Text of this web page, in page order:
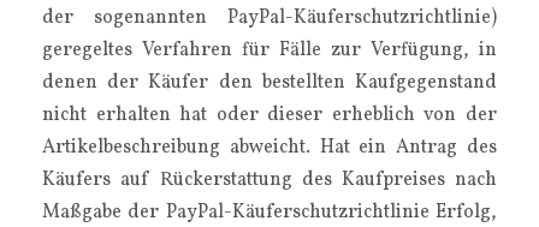
der sogenannten PayPal-Käuferschutzrichtlinie)
geregeltes Verfahren für Fälle zur Verfügung, in
denen der Käufer den bestellten Kaufgegenstand
nicht erhalten hat oder dieser erheblich von der
Artikelbeschreibung abweicht. Hat ein Antrag des
Käufers auf Rückerstattung des Kaufpreises nach
Maßgabe der PayPal-Käuferschutzrichtlinie Erfolg,